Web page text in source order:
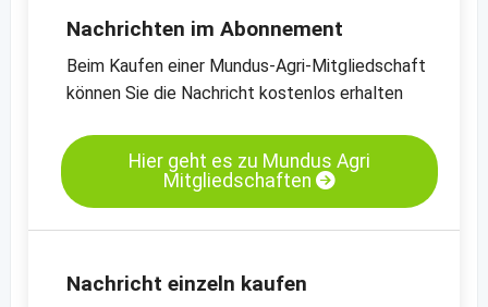
-Preischart für Aprikosen, getrocknet,
-Preischart für Aprikosen, getrocknet,
gehackt, 5 x 8 mm
Nachrichten im Abonnement
Beim Kaufen einer Mundus-Agri-Mitgliedschaft
können Sie die Nachricht kostenlos erhalten
Hier geht es zu Mundus Agri
Mitgliedschaften
Nachricht einzeln kaufen